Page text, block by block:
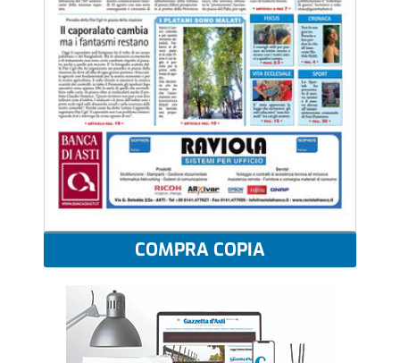
COMPRA COPIA